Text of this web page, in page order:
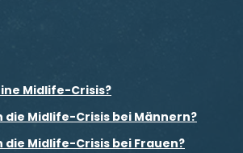
Midlife-Crisis?
die Midlife-Crisis bei Männern?
die Midlife-Crisis bei Frauen?